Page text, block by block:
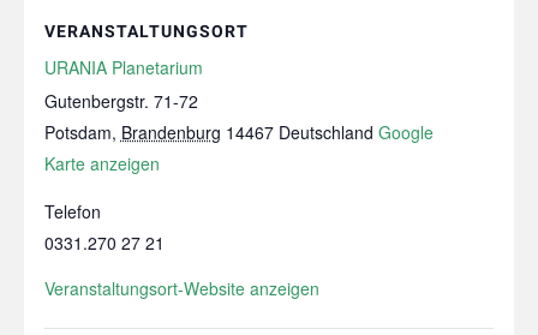
VERANSTALTUNGSORT
URANIA Planetarium
Gutenbergstr. 71-72
Potsdam, Brandenburg 14467 Deutschland Google
Karte anzeigen
Telefon
0331.270 27 21
Veranstaltungsort-Website anzeigen